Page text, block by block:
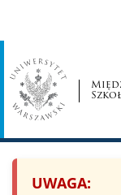
UWAGA: